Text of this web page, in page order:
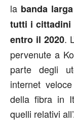
la banda
tutti i cittadini
entro il 2020.
pervenute a
parte degli
internet
della fibra in
quelli relativi